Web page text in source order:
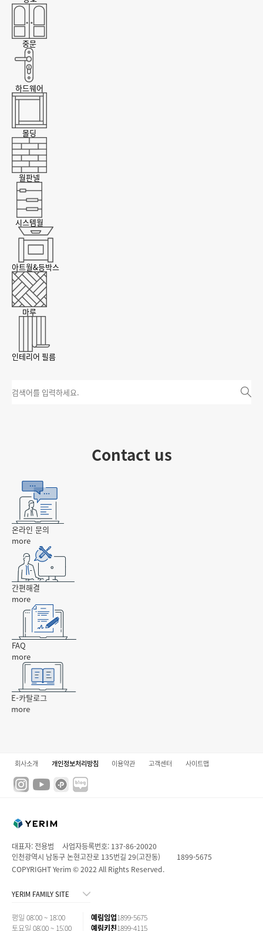
중문
하드웨어
몰딩
월판넬
시스템월
아트월&등박스
마루
인테리어 필름
Contact us
온라인 문의
more
간편해결
more
FAQ
more
E-카탈로그
more
회사소개 개인정보처리방침 이용약관 고객센터 사이트맵
대표자: 전용범
사업자등록번호: 137-86-20020
인천광역시 남동구 논현고잔로 135번길 29(고잔동)
1899-5675
COPYRIGHT Yerim © 2022 All Rights Reserved.
YERIM FAMILY SITE
평일 08:00 ~ 18:00
토요일 08:00 ~ 15:00
예림임업1899-5675
예림키친1899-4115